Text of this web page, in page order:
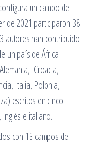
un campo de
de 2021 participaron 38
autores han contribuido
un país de África
Croacia,
Italia, Polonia,
escritos en cinco
e italiano.
con 13 campos de